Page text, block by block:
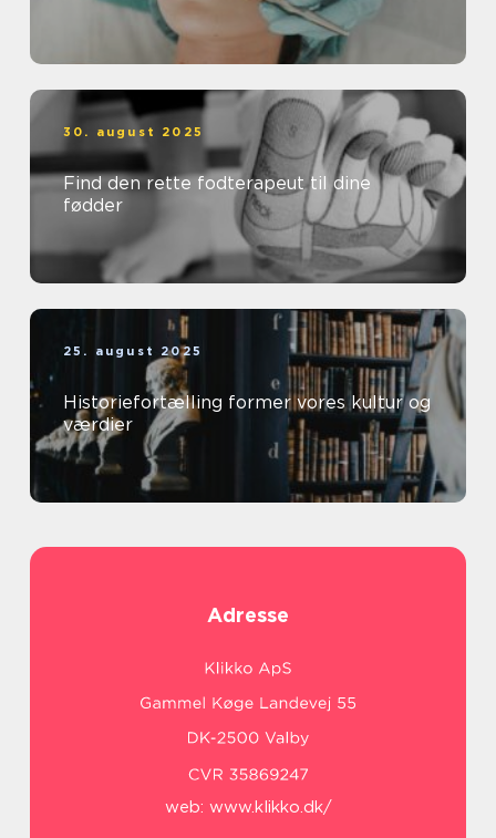
30. august 2025
Find den rette fodterapeut til dine
fødder
25. august 2025
Historiefortælling former vores kultur og
værdier
Adresse
web: www.klikko.dk/